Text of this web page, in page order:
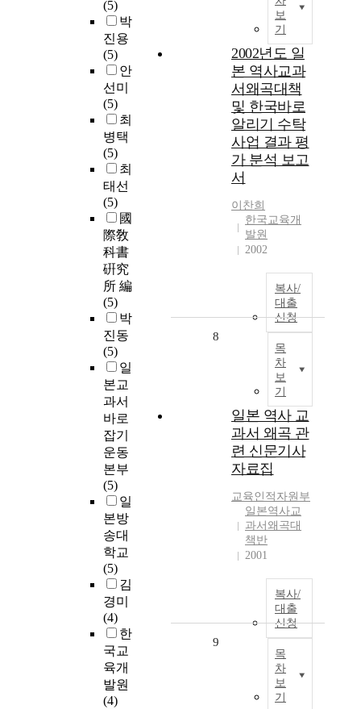
(5)
박
진용
(5)
안
선미
(5)
최
병택
(5)
최
태선
(5)
國
際敎
科書
硏究
所 編
(5)
박
진동
(5)
일
본교
과서
바로
잡기
운동
본부
(5)
일
본방
송대
학교
(5)
김
경미
(4)
한
국교
육개
발원
(4)
보
기
2002년도 일
본 역사교과
서왜곡대책
및 한국바로
알리기 수탁
사업 결과 평
가 분석 보고
서
이찬희
한국교육개
발원
2002
복사/
대출
신청
목
차
보
기
8
일본 역사 교
과서 왜곡 관
련 신문기사
자료집
교육인적자원부
일본역사교
과서왜곡대
책반
2001
복사/
대출
신청
목
차
보
기
9